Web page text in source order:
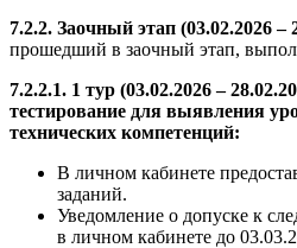
7.2.2. Заочный этап (03.02.2026 –
прошедший в заочный этап,
7.2.2.1. 1 тур (03.02.2026 –
тестирование для выявления
технических компетенций:
В личном кабинете
заданий.
Уведомление о допуске к
в личном кабинете до